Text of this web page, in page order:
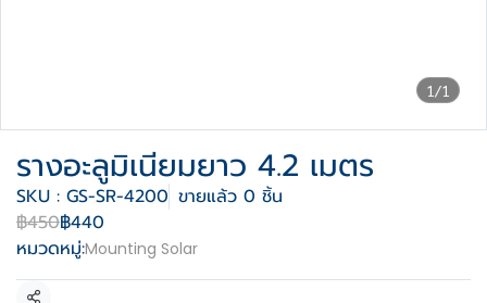
1/1
รางอะลูมิเนียมยาว 4.2 เมตร
SKU : GS-SR-4200 ขายแล้ว 0 ชิ้น
฿450฿440
หมวดหมู่:Mounting Solar